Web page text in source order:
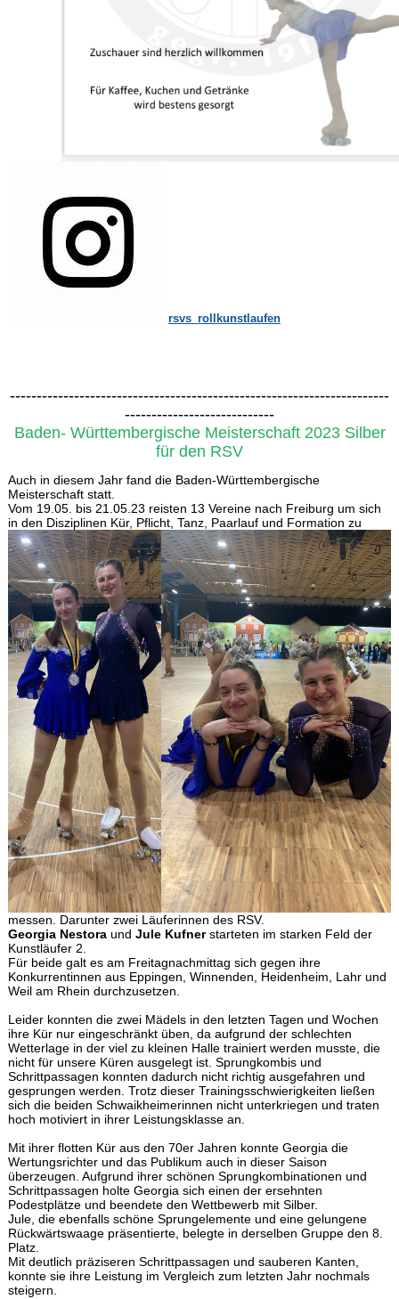
rsvs_rollkunstlaufen
-----------------------------------------------------------------------
----------------------------
Baden- Württembergische Meisterschaft 2023 Silber
für den RSV
Auch in diesem Jahr fand die Baden-Württembergische
Meisterschaft statt.
Vom 19.05. bis 21.05.23 reisten 13 Vereine nach Freiburg um sich
in den Disziplinen Kür, Pflicht, Tanz, Paarlauf und Formation zu
messen. Darunter zwei Läuferinnen des RSV.
Georgia Nestora und Jule Kufnerstarteten im starken Feld der
Kunstläufer 2.
Für beide galt es am Freitagnachmittag sich gegen ihre
Konkurrentinnen aus Eppingen, Winnenden, Heidenheim, Lahr und
Weil am Rhein durchzusetzen.
Leider konnten die zwei Mädels in den letzten Tagen und Wochen
ihre Kür nur eingeschränkt üben, da aufgrund der schlechten
Wetterlage in der viel zu kleinen Halle trainiert werden musste, die
nicht für unsere Küren ausgelegt ist. Sprungkombis und
Schrittpassagen konnten dadurch nicht richtig ausgefahren und
gesprungen werden. Trotz dieser Trainingsschwierigkeiten ließen
sich die beiden Schwaikheimerinnen nicht unterkriegen und traten
hoch motiviert in ihrer Leistungsklasse an.
Mit ihrer flotten Kür aus den 70er Jahren konnte Georgia die
Wertungsrichter und das Publikum auch in dieser Saison
überzeugen. Aufgrund ihrer schönen Sprungkombinationen und
Schrittpassagen holte Georgia sich einen der ersehnten
Podestplätze und beendete den Wettbewerb mit Silber.
Jule, die ebenfalls schöne Sprungelemente und eine gelungene
Rückwärtswaage präsentierte, belegte in derselben Gruppe den 8.
Platz.
Mit deutlich präziseren Schrittpassagen und sauberen Kanten,
konnte sie ihre Leistung im Vergleich zum letzten Jahr nochmals
steigern.